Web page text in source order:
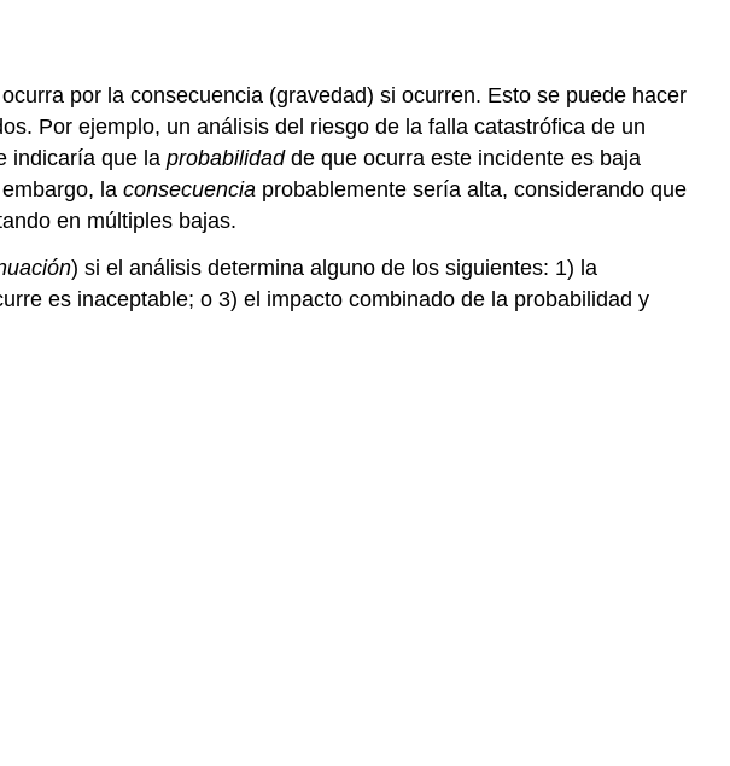
por la consecuencia (gravedad) si ocurren. Esto se puede hacer
Por ejemplo, un análisis del riesgo de la falla catastrófica de un
indicaría que la probabilidadde que ocurra este incidente es baja
la consecuencia probablemente sería alta, considerando que
en múltiples bajas.
) si el análisis determina alguno de los siguientes: 1) la
es inaceptable; o 3) el impacto combinado de la probabilidad y